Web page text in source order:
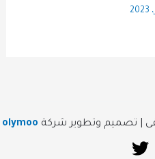
olymoo